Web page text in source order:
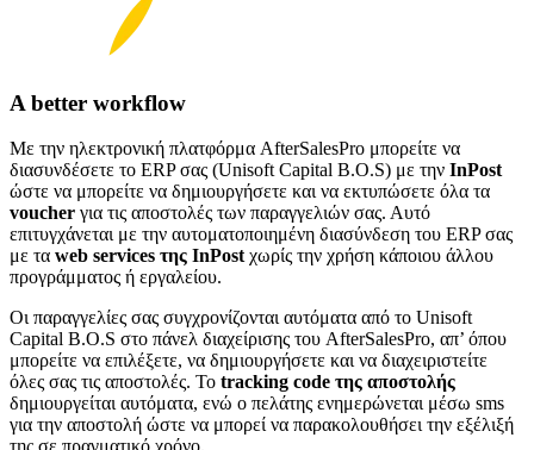
A better workflow
Με την ηλεκτρονική πλατφόρμα AfterSalesPro μπορείτε να
διασυνδέσετε το ERP σας (Unisoft Capital B.O.S) με την InPost
ώστε να μπορείτε να δημιουργήσετε και να εκτυπώσετε όλα τα
voucher για τις αποστολές των παραγγελιών σας. Αυτό
επιτυγχάνεται με την αυτοματοποιημένη διασύνδεση του ERP σας
με τα web services της InPost χωρίς την χρήση κάποιου άλλου
προγράμματος ή εργαλείου.
Οι παραγγελίες σας συγχρονίζονται αυτόματα από το Unisoft
Capital B.O.S στο πάνελ διαχείρισης του AfterSalesPro, απ’ όπου
μπορείτε να επιλέξετε, να δημιουργήσετε και να διαχειριστείτε
όλες σας τις αποστολές. Το tracking code της αποστολής
δημιουργείται αυτόματα, ενώ ο πελάτης ενημερώνεται μέσω sms
για την αποστολή ώστε να μπορεί να παρακολουθήσει την εξέλιξή